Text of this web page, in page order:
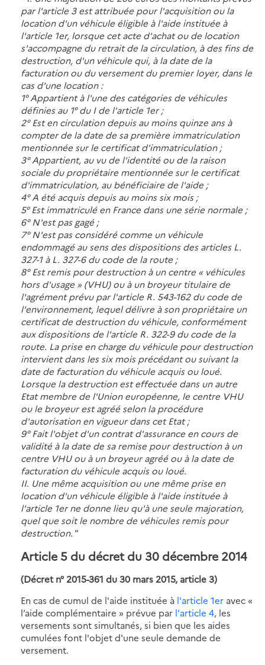
par l'article 3 est attribuée pour l'acquisition ou la
location d'un véhicule éligible à l'aide instituée à
l'article 1er, lorsque cet acte d'achat ou de location
s'accompagne du retrait de la circulation, à des fins de
destruction, d'un véhicule qui, à la date de la
facturation ou du versement du premier loyer, dans le
cas d'une location :
1° Appartient à l'une des catégories de véhicules
définies au 1° du I de l'article 1er ;
2° Est en circulation depuis au moins quinze ans à
compter de la date de sa première immatriculation
mentionnée sur le certificat d'immatriculation ;
3° Appartient, au vu de l'identité ou de la raison
sociale du propriétaire mentionnée sur le certificat
d'immatriculation, au bénéficiaire de l'aide ;
4° A été acquis depuis au moins six mois ;
5° Est immatriculé en France dans une série normale ;
6° N'est pas gagé ;
7° N'est pas considéré comme un véhicule
endommagé au sens des dispositions des articles L.
327-1 à L. 327-6 du code de la route ;
8° Est remis pour destruction à un centre « véhicules
hors d'usage » (VHU) ou à un broyeur titulaire de
l'agrément prévu par l'article R. 543-162 du code de
l'environnement, lequel délivre à son propriétaire un
certificat de destruction du véhicule, conformément
aux dispositions de l'article R. 322-9 du code de la
route. La prise en charge du véhicule pour destruction
intervient dans les six mois précédant ou suivant la
date de facturation du véhicule acquis ou loué.
Lorsque la destruction est effectuée dans un autre
Etat membre de l'Union européenne, le centre VHU
ou le broyeur est agréé selon la procédure
d'autorisation en vigueur dans cet Etat ;
9° Fait l'objet d'un contrat d'assurance en cours de
validité à la date de sa remise pour destruction à un
centre VHU ou à un broyeur agréé ou à la date de
facturation du véhicule acquis ou loué.
II. Une même acquisition ou une même prise en
location d'un véhicule éligible à l'aide instituée à
l'article 1er ne donne lieu qu'à une seule majoration,
quel que soit le nombre de véhicules remis pour
destruction. "
Article 5 du décret du 30 décembre 2014
(Décret n° 2015-361 du 30 mars 2015, article 3)
En cas de cumul de l'aide instituée à l'article 1er avec «
l’aide complémentaire » prévue par l'article 4, les
versements sont simultanés, si bien que les aides
cumulées font l'objet d'une seule demande de
versement.